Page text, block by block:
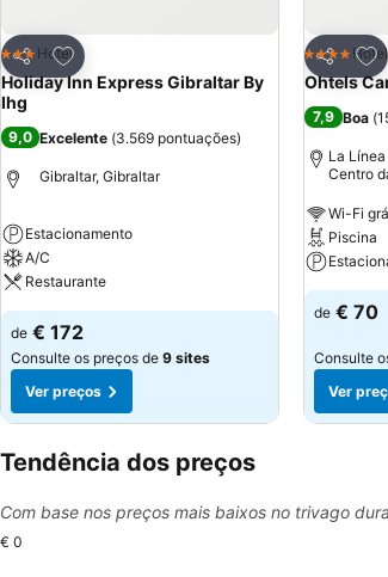
Partilhar
Adicionar aos favoritos
3 Estrelas
Hotel
Holiday Inn Express Gibraltar By
Ihg
9,0 Excelente (3.569 pontuações)
Gibraltar, Gibraltar
Estacionamento
A/C
Restaurante
de € 172
Consulte os preços de 9 sites
Ver preços
Partilhar
4 EstrelasHotel
Ohtels
7,9 Boa (
La
Centro
Wi-Fi
Piscina
de € 70
Consulte
Ver
Tendência dos preços
Com base nos preços mais baixos no trivago
€ 0